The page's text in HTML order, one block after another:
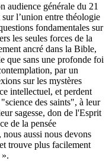
audience générale du 21
l’union entre théologie
fondamentales sur
les seules forces de la
ancré dans la Bible,
que sans une profonde foi
par un
sur les mystères
intellectuel, et perdent
des saints", à leur
sagesse, don de l'Esprit
de la pensée
aussi nous devons
trouve plus facilement